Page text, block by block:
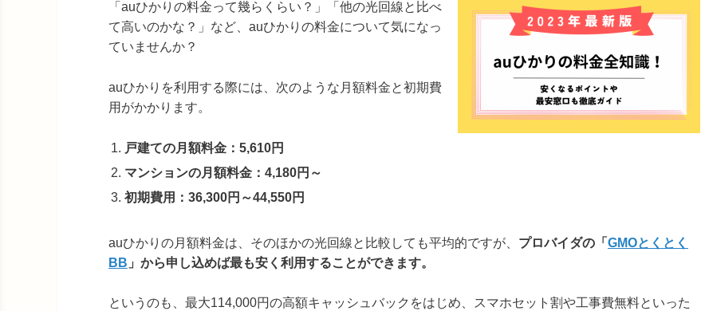
「auひかりの料金って幾らくらい？」「他の光回線と比べ
て高いのかな？」など、auひかりの料金について気になっ
ていませんか？
auひかりを利用する際には、次のような月額料金と初期費
用がかかります。
戸建ての月額料金：5,610円
マンションの月額料金：4,180円～
初期費用：36,300円～44,550円
auひかりの月額料金は、そのほかの光回線と比較しても平均的ですが、 プロバイダの「 GMOとくとく
BB 」から申し込めば最も安く利用することができます。
というのも、最大114,000円の高額キャッシュバックをはじめ、スマホセット割や工事費無料といった